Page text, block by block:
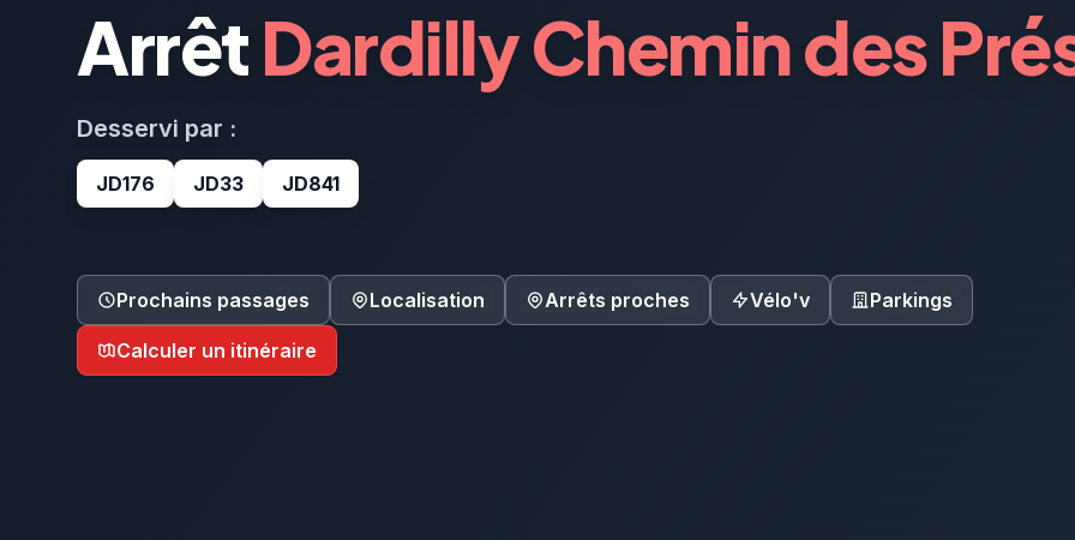
ArrêtDardilly Chemin des
Desservi par :
JD176 JD33 JD841
Prochains passages Localisation Arrêts proches Vélo'v Parkings
Calculer un itinéraire